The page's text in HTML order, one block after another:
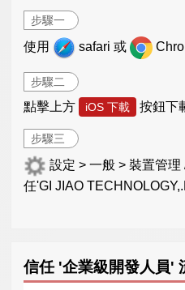
步驟一
使用 safari 或
步驟二
點擊上方 iOS 下載 按鈕下
步驟三
設定 > 一般 > 裝置管
任'GI JIAO
信任 '企業級開發人員'